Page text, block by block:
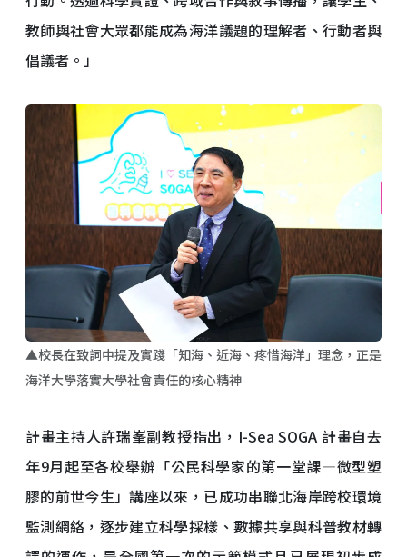
教師與社會大眾都能成為海洋議題的理解者、行動者與
倡議者。」
▲校長在致詞中提及實踐「知海、近海、疼惜海洋」理念，正是
海洋大學落實大學社會責任的核心精神
計畫主持人許瑞峯副教授指出，I-Sea SOGA 計畫自去
年9月起至各校舉辦「公民科學家的第一堂課—微型塑
膠的前世今生」講座以來，已成功串聯北海岸跨校環境
監測網絡，逐步建立科學採樣、數據共享與科普教材轉